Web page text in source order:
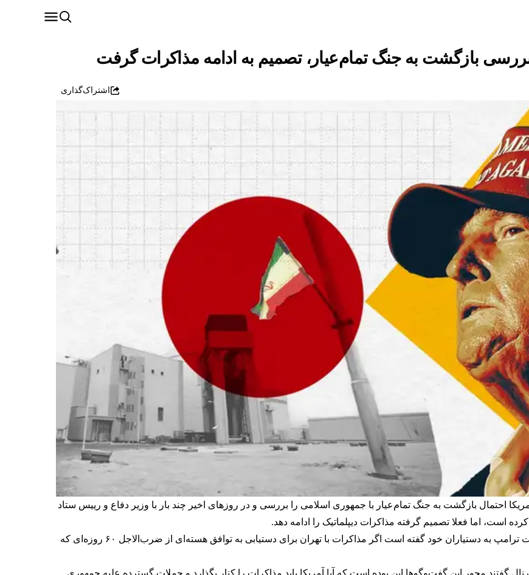
بازگشت به جنگ تمام‌عیار، تصمیم به ادامه مذاکرات گرفت
اشتراک‌گذاری
احتمال بازگشت به جنگ تمام‌عیار با جمهوری اسلامی را بررسی و در روزهای اخیر چند بار با وزیر دفاع و رییس ستاد
است، اما فعلا تصمیم گرفته مذاکرات دیپلماتیک را ادامه دهد.
این روزنامه سه‌شنبه ۹ تیر به‌نقل از چند مقام آمریکایی نوشت ترامپ به دستیاران خود گفته است اگر مذاکرات با تهران برای دستیابی به توافق هسته‌ای از ضرب‌الاجل ۶۰ روزه‌ای که